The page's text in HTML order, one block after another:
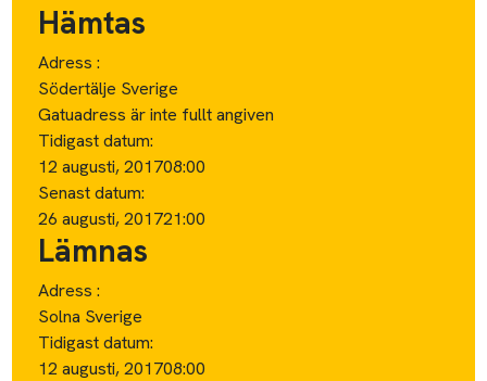
Hämtas
Adress :
Södertälje Sverige
Gatuadress är inte fullt angiven
Tidigast datum:
12 augusti, 201708:00
Senast datum:
26 augusti, 201721:00
Lämnas
Adress :
Solna Sverige
Tidigast datum:
12 augusti, 201708:00